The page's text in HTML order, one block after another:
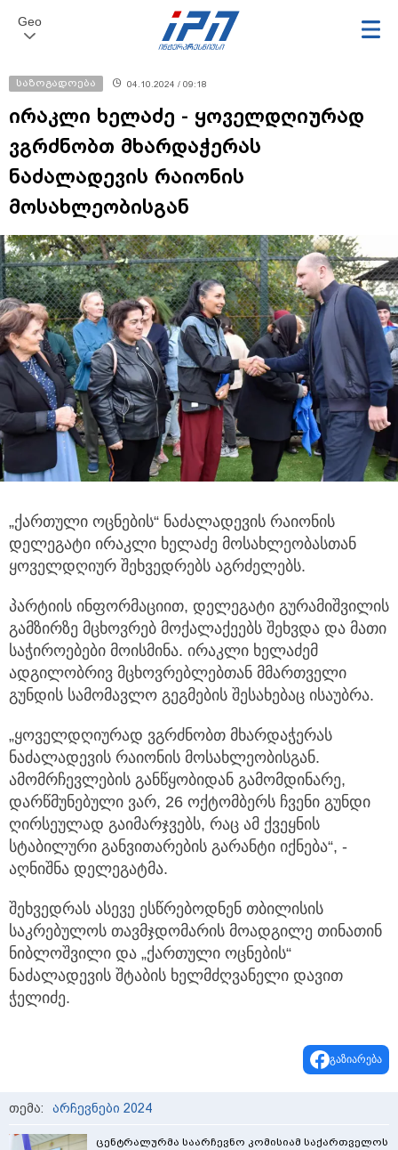
Geo
საზოგადოება 04.10.2024 / 09:18
ირაკლი ხელაძე - ყოველდღიურად
ვგრძნობთ მხარდაჭერას
ნაძალადევის რაიონის
მოსახლეობისგან
„ქართული ოცნების“ ნაძალადევის რაიონის
დელეგატი ირაკლი ხელაძე მოსახლეობასთან
ყოველდღიურ შეხვედრებს აგრძელებს.
პარტიის ინფორმაციით, დელეგატი გურამიშვილის
გამზირზე მცხოვრებ მოქალაქეებს შეხვდა და მათი
საჭიროებები მოისმინა. ირაკლი ხელაძემ
ადგილობრივ მცხოვრებლებთან მმართველი
გუნდის სამომავლო გეგმების შესახებაც ისაუბრა.
„ყოველდღიურად ვგრძნობთ მხარდაჭერას
ნაძალადევის რაიონის მოსახლეობისგან.
ამომრჩევლების განწყობიდან გამომდინარე,
დარწმუნებული ვარ, 26 ოქტომბერს ჩვენი გუნდი
ღირსეულად გაიმარჯვებს, რაც ამ ქვეყნის
სტაბილური განვითარების გარანტი იქნება“, -
აღნიშნა დელეგატმა.
შეხვედრას ასევე ესწრებოდნენ თბილისის
საკრებულოს თავმჯდომარის მოადგილე თინათინ
ნიბლოშვილი და „ქართული ოცნების“
ნაძალადევის შტაბის ხელმძღვანელი დავით
ჭელიძე.
გაზიარება
თემა: არჩევნები 2024
ცენტრალურმა საარჩევნო კომისიამ საქართველოს